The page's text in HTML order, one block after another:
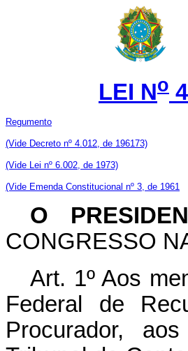
LEI No
Regumento
(Vide Decreto nº 4.012, de 196173)
(Vide Lei nº 6.002, de 1973)
(Vide Emenda Constitucional nº 3, de 1961
O
CONGRESSO
Art. 1º Aos
Federal de
Procurador,